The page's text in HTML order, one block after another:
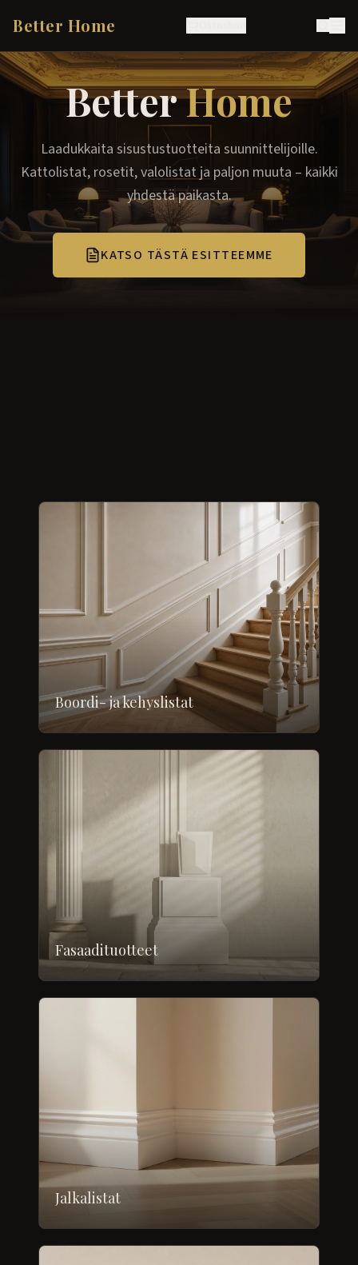
Better Home
BetterHome
Laadukkaita sisustustuotteita suunnittelijoille.
Kattolistat, rosetit, valolistat ja paljon muuta – kaikki
yhdestä paikasta.
KATSO TÄSTÄ ESITTEEMME
Boordi- ja kehyslistat
Fasaadituotteet
Jalkalistat